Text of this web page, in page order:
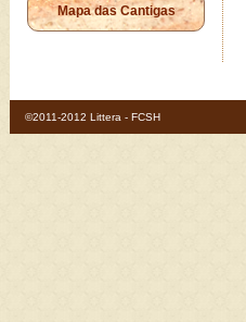
Mapa das Cantigas
©2011-2012 Littera - FCSH